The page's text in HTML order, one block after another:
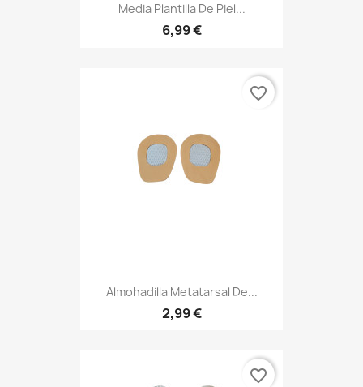
Media Plantilla De Piel...
6,99 €
Almohadilla Metatarsal De...
2,99 €
favorite_border
favorite_border